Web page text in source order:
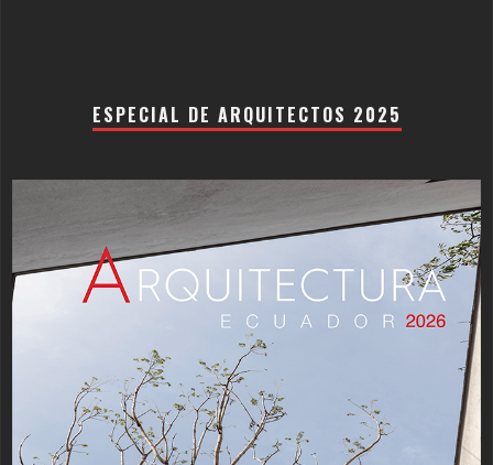
ESPECIAL DE ARQUITECTOS 2025